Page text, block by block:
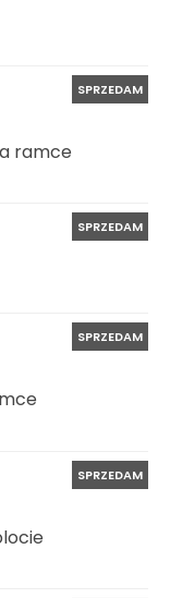
SPRZEDAM
ramce
SPRZEDAM
SPRZEDAM
SPRZEDAM